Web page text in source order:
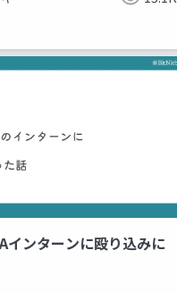
インターンに殴り込みに